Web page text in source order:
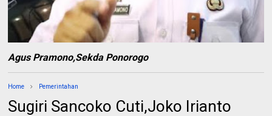
Agus Pramono,Sekda Ponorogo
Home Pemerintahan
Sugiri Sancoko Cuti,Joko Irianto